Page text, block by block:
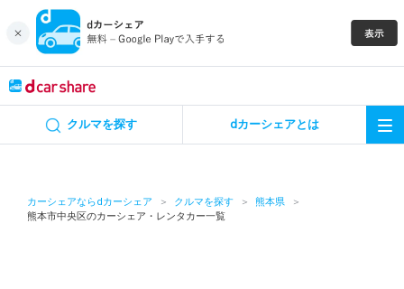
クルマを探す dカーシェアとは
カーシェアならdカーシェア クルマを探す
熊本県
熊本市中央区のカーシェア・レンタカー一覧
カーシェア